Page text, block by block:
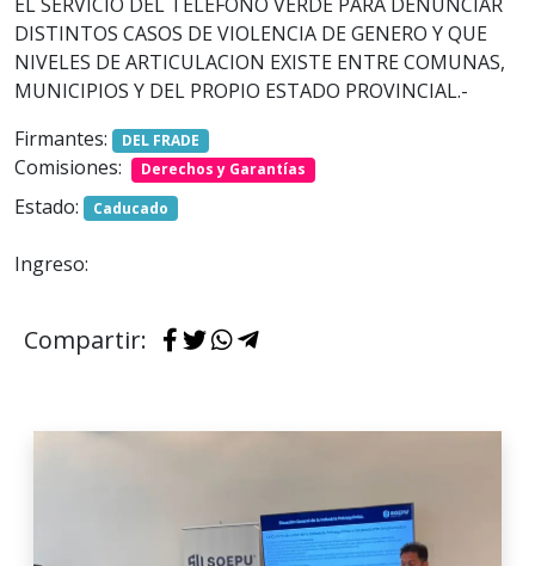
DISTINTOS CASOS DE VIOLENCIA DE GENERO Y QUE
NIVELES DE ARTICULACION EXISTE ENTRE COMUNAS,
MUNICIPIOS Y DEL PROPIO ESTADO PROVINCIAL.-
Firmantes:
DEL FRADE
Comisiones: Derechos y Garantías
Estado: Caducado
Ingreso:
Compartir: